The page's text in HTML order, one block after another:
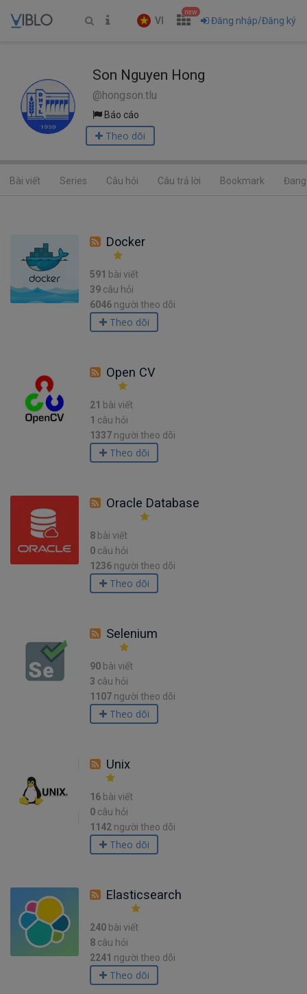
VI
new
Đăng nhập/Đăng ký
Son Nguyen Hong
@hongson.tlu
Báo cáo
Theo dõi
Bài viết Series Câu hỏi Câu trả lời Bookmark
Docker
591 bài viết
39 câu hỏi
6046 người theo dõi
Theo dõi
Open CV
21 bài viết
1 câu hỏi
1337 người theo dõi
Theo dõi
Oracle Database
8 bài viết
0 câu hỏi
1236 người theo dõi
Theo dõi
Selenium
90 bài viết
3 câu hỏi
1107 người theo dõi
Theo dõi
Unix
16 bài viết
0 câu hỏi
1142 người theo dõi
Theo dõi
Elasticsearch
240 bài viết
8 câu hỏi
2241 người theo dõi
Theo dõi